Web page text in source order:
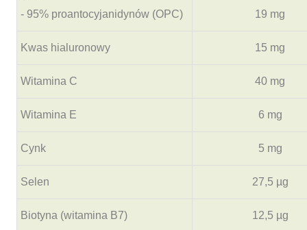
- 95% proantocyjanidynów (OPC)
19 mg
Kwas hialuronowy 15 mg
Witamina C 40 mg
Witamina E 6 mg
Cynk 5 mg
Selen 27,5 µg
Biotyna (witamina B7) 12,5 µg